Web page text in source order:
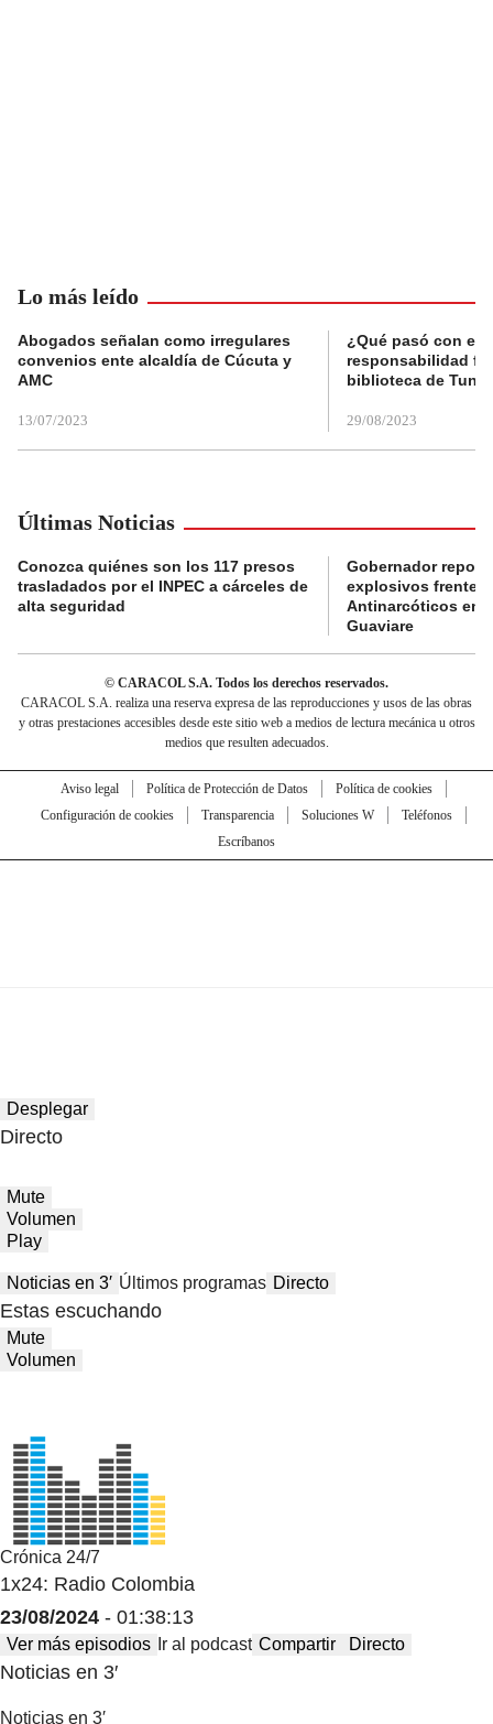
Lo más leído
Abogados señalan como irregulares
convenios ente alcaldía de Cúcuta y
AMC
13/07/2023
¿Qué pasó con el
responsabilidad
biblioteca de
29/08/2023
Últimas Noticias
Conozca quiénes son los 117 presos
trasladados por el INPEC a cárceles de
alta seguridad
Gobernador
explosivos frente a
Antinarcóticos en
Guaviare
© CARACOL S.A. Todos los derechos reservados.
CARACOL S.A. realiza una reserva expresa de las reproducciones y usos de las obras
y otras prestaciones accesibles desde este sitio web a medios de lectura mecánica u otros
medios que resulten adecuados.
Aviso legal Política de Protección de Datos
Política de cookies
Configuración de cookies
Transparencia Soluciones W
Teléfonos
Escríbanos
Desplegar
Directo
Mute
Volumen
Play
Noticias en 3′ Últimos programas Directo
Estas escuchando
Mute
Volumen
Crónica 24/7
1x24: Radio Colombia
23/08/2024 - 01:38:13
Ver más episodios Ir al podcast Compartir Directo
Noticias en 3′
Noticias en 3′